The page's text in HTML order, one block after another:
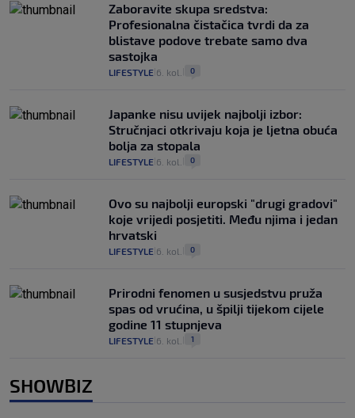
Zaboravite skupa sredstva:
Profesionalna čistačica tvrdi da za
blistave podove trebate samo dva
sastojka
LIFESTYLE 6. kol. 0
Japanke nisu uvijek najbolji izbor:
Stručnjaci otkrivaju koja je ljetna obuća
bolja za stopala
LIFESTYLE 6. kol. 0
Ovo su najbolji europski "drugi gradovi"
koje vrijedi posjetiti. Među njima i jedan
hrvatski
LIFESTYLE 6. kol. 0
Prirodni fenomen u susjedstvu pruža
spas od vrućina, u špilji tijekom cijele
godine 11 stupnjeva
LIFESTYLE 6. kol. 1
SHOWBIZ